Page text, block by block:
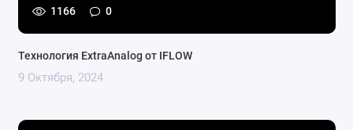
1166 0
Технология ExtraAnalog от IFLOW
9 Октября, 2024